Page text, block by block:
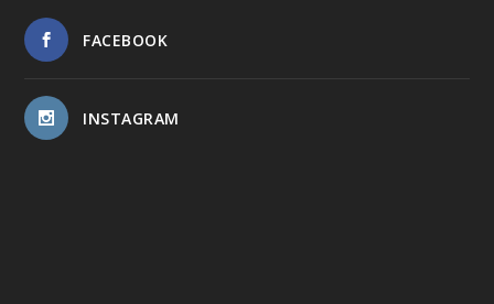
FACEBOOK
INSTAGRAM